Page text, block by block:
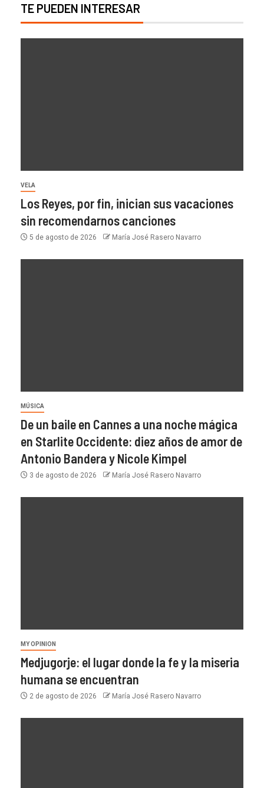
TE PUEDEN INTERESAR
VELA
Los Reyes, por fin, inician sus vacaciones
sin recomendarnos canciones
5 de agosto de 2026 María José Rasero Navarro
MÚSICA
De un baile en Cannes a una noche mágica
en Starlite Occidente: diez años de amor de
Antonio Bandera y Nicole Kimpel
3 de agosto de 2026 María José Rasero Navarro
MY OPINION
Medjugorje: el lugar donde la fe y la miseria
humana se encuentran
2 de agosto de 2026 María José Rasero Navarro